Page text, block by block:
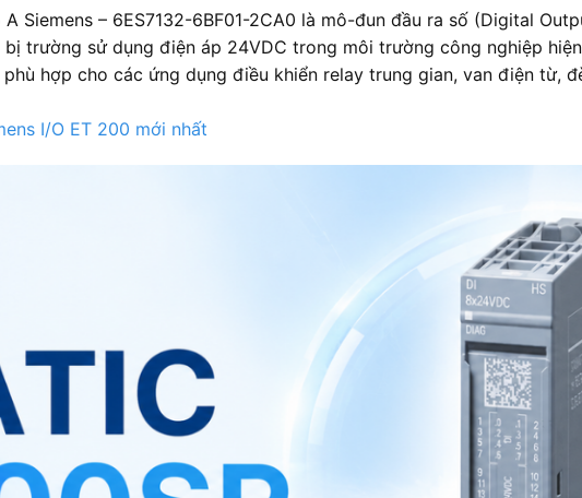
Siemens – 6ES7132-6BF01-2CA0 là mô-đun đầu ra số (Digital
trường sử dụng điện áp 24VDC trong môi trường công nghiệp
hợp cho các ứng dụng điều khiển relay trung gian, van điện từ,
I/O ET 200 mới nhất